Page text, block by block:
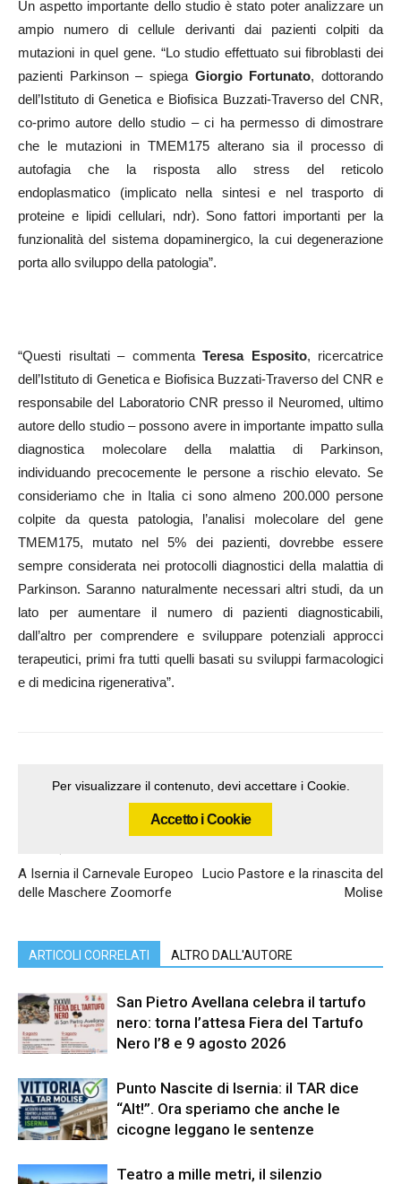
Un aspetto importante dello studio è stato poter analizzare un
ampio numero di cellule derivanti dai pazienti colpiti da
mutazioni in quel gene. “Lo studio effettuato sui fibroblasti dei
pazienti Parkinson – spiega Giorgio Fortunato, dottorando
dell’Istituto di Genetica e Biofisica Buzzati-Traverso del CNR,
co-primo autore dello studio – ci ha permesso di dimostrare
che le mutazioni in TMEM175 alterano sia il processo di
autofagia che la risposta allo stress del reticolo
endoplasmatico (implicato nella sintesi e nel trasporto di
proteine e lipidi cellulari, ndr). Sono fattori importanti per la
funzionalità del sistema dopaminergico, la cui degenerazione
porta allo sviluppo della patologia”.
“Questi risultati – commenta Teresa Esposito, ricercatrice
dell’Istituto di Genetica e Biofisica Buzzati-Traverso del CNR e
responsabile del Laboratorio CNR presso il Neuromed, ultimo
autore dello studio – possono avere in importante impatto sulla
diagnostica molecolare della malattia di Parkinson,
individuando precocemente le persone a rischio elevato. Se
consideriamo che in Italia ci sono almeno 200.000 persone
colpite da questa patologia, l’analisi molecolare del gene
TMEM175, mutato nel 5% dei pazienti, dovrebbe essere
sempre considerata nei protocolli diagnostici della malattia di
Parkinson. Saranno naturalmente necessari altri studi, da un
lato per aumentare il numero di pazienti diagnosticabili,
dall’altro per comprendere e sviluppare potenziali approcci
terapeutici, primi fra tutti quelli basati su sviluppi farmacologici
e di medicina rigenerativa”.
Per visualizzare il contenuto, devi accettare i Cookie.
Accetto i Cookie
A Isernia il Carnevale Europeo
delle Maschere Zoomorfe
Lucio Pastore e la rinascita del
Molise
ARTICOLI CORRELATI ALTRO DALL'AUTORE
San Pietro Avellana celebra il tartufo
nero: torna l’attesa Fiera del Tartufo
Nero l’8 e 9 agosto 2026
Punto Nascite di Isernia: il TAR dice
“Alt!”. Ora speriamo che anche le
cicogne leggano le sentenze
Teatro a mille metri, il silenzio